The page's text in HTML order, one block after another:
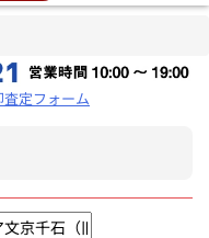
査定フォーム